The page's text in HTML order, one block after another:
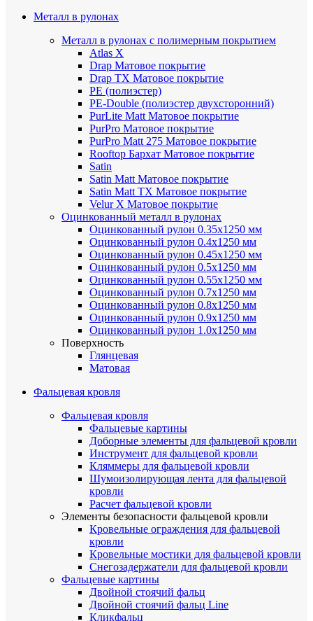
Металл в рулонах
Металл в рулонах с полимерным покрытием
Atlas X
Drap Матовое покрытие
Drap TX Матовое покрытие
PE (полиэстер)
PE-Double (полиэстер двухсторонний)
PurLite МattМатовое покрытие
PurPro Матовое покрытие
PurPro Matt 275 Матовое покрытие
Rooftop Бархат Матовое покрытие
Satin
Satin МattМатовое покрытие
Satin Matt TX Матовое покрытие
Velur X Матовое покрытие
Оцинкованный металл в рулонах
Оцинкованный рулон 0.35х1250 мм
Оцинкованный рулон 0.4х1250 мм
Оцинкованный рулон 0.45х1250 мм
Оцинкованный рулон 0.5х1250 мм
Оцинкованный рулон 0.55х1250 мм
Оцинкованный рулон 0.7х1250 мм
Оцинкованный рулон 0.8х1250 мм
Оцинкованный рулон 0.9х1250 мм
Оцинкованный рулон 1.0х1250 мм
Поверхность
Глянцевая
Матовая
Фальцевая кровля
Фальцевая кровля
Фальцевые картины
Доборные элементы для фальцевой кровли
Инструмент для фальцевой кровли
Кляммеры для фальцевой кровли
Шумоизолирующая лента для фальцевой
кровли
Расчет фальцевой кровли
Элементы безопасности фальцевой кровли
Кровельные ограждения для фальцевой
кровли
Кровельные мостики для фальцевой кровли
Снегозадержатели для фальцевой кровли
Фальцевые картины
Двойной стоячий фальц
Двойной стоячий фальц Line
Кликфальц